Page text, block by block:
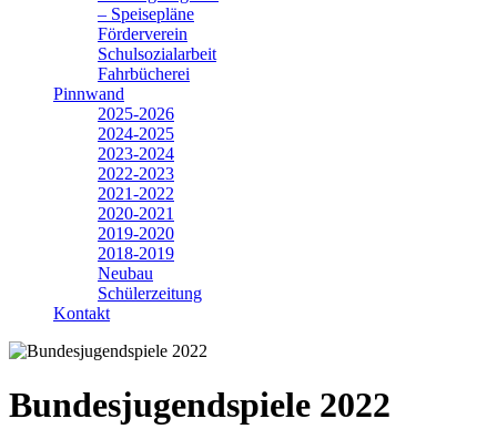
– Speisepläne
Förderverein
Schulsozialarbeit
Fahrbücherei
Pinnwand
2025-2026
2024-2025
2023-2024
2022-2023
2021-2022
2020-2021
2019-2020
2018-2019
Neubau
Schülerzeitung
Kontakt
Bundesjugendspiele 2022